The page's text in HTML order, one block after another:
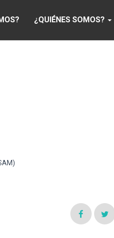
¿QUIÉNES SOMOS?